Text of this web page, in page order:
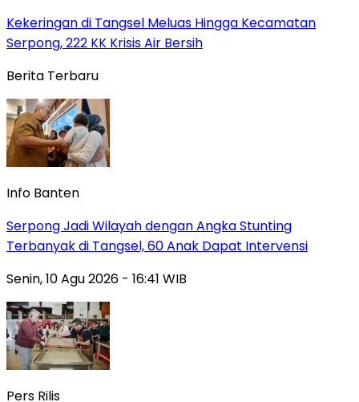
Kekeringan di Tangsel Meluas Hingga Kecamatan
Serpong, 222 KK Krisis Air Bersih
Berita Terbaru
Info Banten
Serpong Jadi Wilayah dengan Angka Stunting
Terbanyak di Tangsel, 60 Anak Dapat Intervensi
Senin, 10 Agu 2026 - 16:41 WIB
Pers Rilis